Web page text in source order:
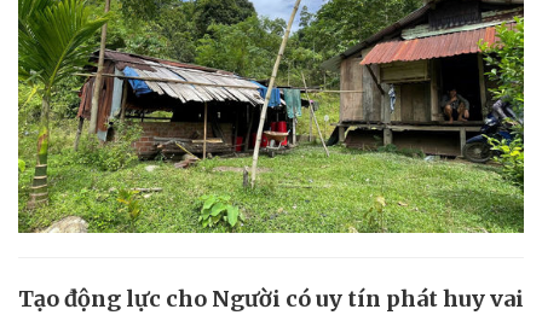
Tạo động lực cho Người có uy tín phát huy vai